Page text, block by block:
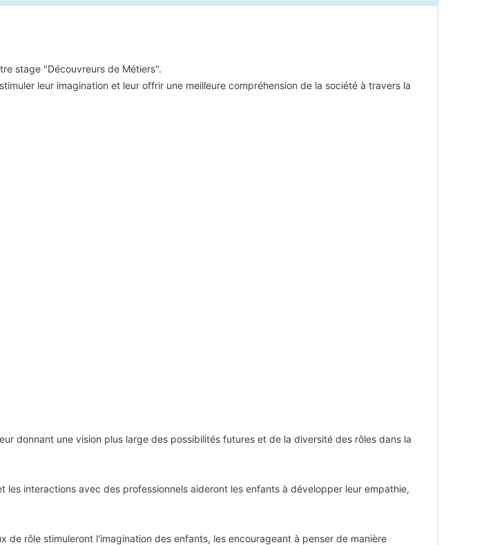
stage "Découvreurs de Métiers".
leur imagination et leur offrir une meilleure compréhension de la société à travers la
donnant une vision plus large des possibilités futures et de la diversité des rôles dans la
les interactions avec des professionnels aideront les enfants à développer leur empathie,
de rôle stimuleront l'imagination des enfants, les encourageant à penser de manière